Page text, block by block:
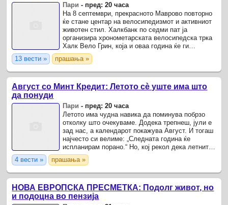
Пари - пред: 20 часа
На 8 септември, прекрасното Маврово повторно
ќе стане центар на велосипедизмот и активниот
животен стил. Халкбанк по седми пат ја
организира хронометарската велосипедска трка
Халк Вело Грин, која и оваа година ќе ги
обедини рекреативците, професионалните
велосипедисти, децата, ...
13 вести » прашања »
Август со Минт Кредит: Летото сè уште има што
да понуди
Пари - пред: 20 часа
Летото има чудна навика да поминува побрзо
отколку што очекуваме. Додека трепнеш, јули е
зад нас, а календарот покажува Август. И тогаш
најчесто си велиме: „Следната година ќе
испланирам порано.“ Но, кој рекол дека летните
приказни завршуваат со јули? Напротив, Август
е месецот ...
4 вести » прашања »
НОВА ЕВРОПСКА ПРЕСМЕТКА: Подолг живот, но
и подоцна во пензија